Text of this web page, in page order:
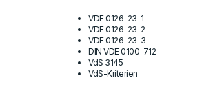
VDE 0126-23-1
VDE 0126-23-2
VDE 0126-23-3
DIN VDE 0100-712
VdS 3145
VdS-Kriterien